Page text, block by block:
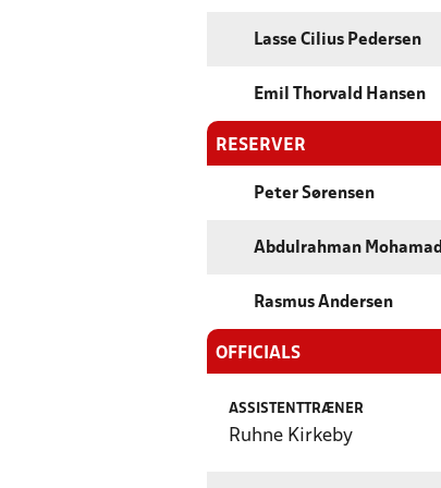
Lasse Cilius Pedersen
Emil Thorvald Hansen
RESERVER
Peter Sørensen
Abdulrahman Mohamad
Rasmus Andersen
OFFICIALS
ASSISTENTTRÆNER
Ruhne Kirkeby